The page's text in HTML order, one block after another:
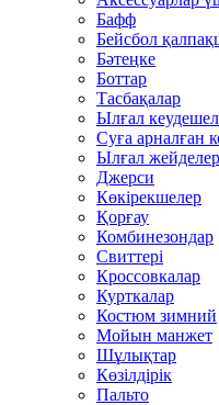
Бафф
Бейсбол
Бәтеңке
Боттар
Тасбақалар
Ылғал
Суға арналған
Ылғал жейделер
Джерси
Көкірекшелер
Қорғау
Комбинезондар
Свиттері
Кроссовкалар
Курткалар
Костюм зимний
Мойын манжет
Шұлықтар
Көзілдірік
Пальто